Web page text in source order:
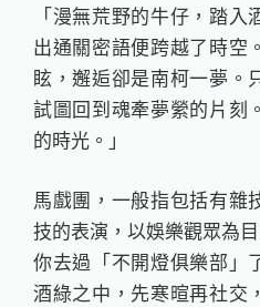
「漫無荒野的牛仔，踏
出通關密語便跨越了時空
眩，邂逅卻是南柯一夢。
試圖回到魂牽夢縈的片刻
的時光。」
馬戲團，一般指包括有雜
技的表演，以娛樂觀眾為目
你去過「不開燈俱樂部」
酒綠之中，先寒暄再社交